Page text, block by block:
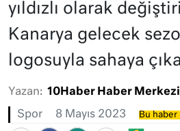
yıldızlı olarak
Kanarya gelecek
logosuyla sahaya
Yazan: 10Haber Haber Merkezi
Spor 8 Mayıs 2023 Bu haber